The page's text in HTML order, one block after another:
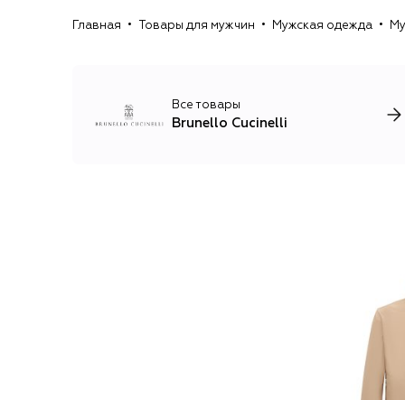
Главная Товары для мужчин Мужская одежда
Все товары
Brunello Cucinelli